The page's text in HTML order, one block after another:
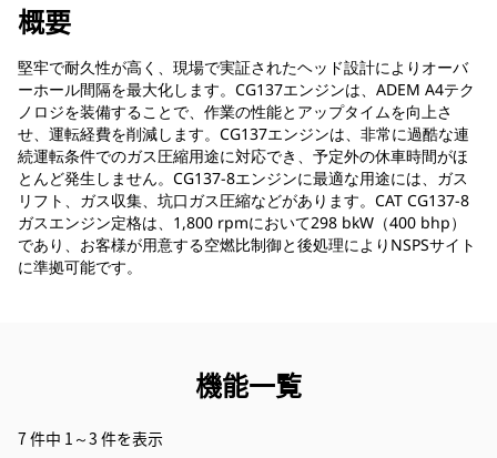
概要
堅牢で耐久性が高く、現場で実証されたヘッド設計によりオーバ
ーホール間隔を最大化します。CG137エンジンは、ADEM A4テク
ノロジを装備することで、作業の性能とアップタイムを向上さ
せ、運転経費を削減します。CG137エンジンは、非常に過酷な連
続運転条件でのガス圧縮用途に対応でき、予定外の休車時間がほ
とんど発生しません。CG137-8エンジンに最適な用途には、ガス
リフト、ガス収集、坑口ガス圧縮などがあります。CAT CG137-8
ガスエンジン定格は、1,800 rpmにおいて298 bkW（400 bhp）
であり、お客様が用意する空燃比制御と後処理によりNSPSサイト
に準拠可能です。
機能一覧
7 件中 1～3 件を表示